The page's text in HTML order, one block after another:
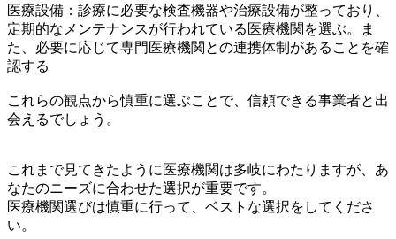
医療設備：診療に必要な検査機器や治療設備が整っており、
定期的なメンテナンスが行われている医療機関を選ぶ。ま
た、必要に応じて専門医療機関との連携体制があることを確
認する
これらの観点から慎重に選ぶことで、信頼できる事業者と出
会えるでしょう。
これまで見てきたように医療機関は多岐にわたりますが、あ
なたのニーズに合わせた選択が重要です。
医療機関選びは慎重に行って、ベストな選択をしてくださ
い。